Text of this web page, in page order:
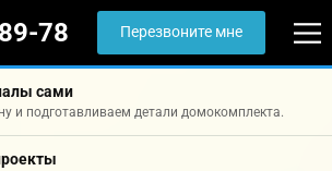
78 Перезвоните мне
сами
и подготавливаем детали домокомплекта.